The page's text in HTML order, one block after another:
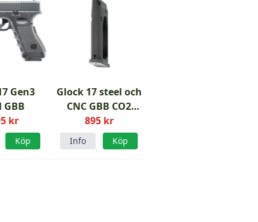
Gen3
GBB
kr
Köp
Glock 17 steel och
CNC GBB CO2
Magasin
895 kr
Info Köp